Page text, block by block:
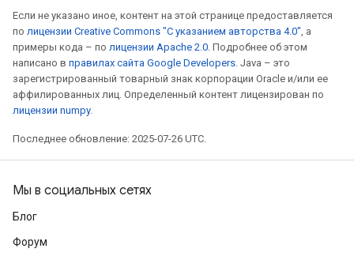
Если не указано иное, контент на этой странице предоставляется
по лицензии Creative Commons "С указанием авторства 4.0", а
примеры кода – по лицензии Apache 2.0. Подробнее об этом
написано в правилах сайта Google Developers. Java – это
зарегистрированный товарный знак корпорации Oracle и/или ее
аффилированных лиц. Определенный контент лицензирован по
лицензии numpy.
Последнее обновление: 2025-07-26 UTC.
Мы в социальных сетях
Блог
Форум